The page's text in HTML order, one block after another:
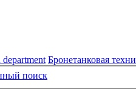
Бронетанковая
поиск